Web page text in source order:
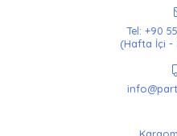
Tel: +90
(Hafta İçi -